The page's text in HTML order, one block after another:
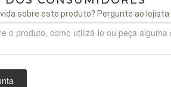
sobre este produto? Pergunte ao